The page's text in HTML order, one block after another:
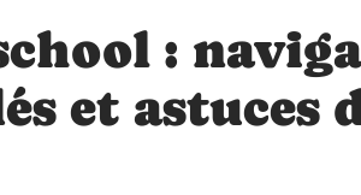
:
et astuces